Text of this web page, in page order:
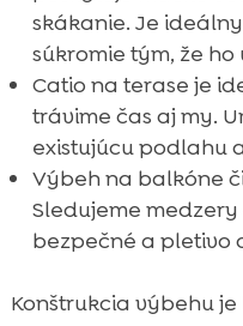
skákanie. Je
súkromie tým, že
Catio na terase je
trávime čas aj my.
existujúcu podlahu
Výbeh na balkóne
Sledujeme
bezpečné a pletivo
Konštrukcia výbehu